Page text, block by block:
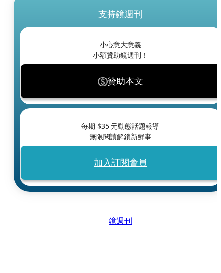
支持鏡週刊
小心意大意義
小額贊助鏡週刊！
贊助本文
每期 $35 元動態話題報導
無限閱讀解鎖新鮮事
加入訂閱會員
鏡週刊